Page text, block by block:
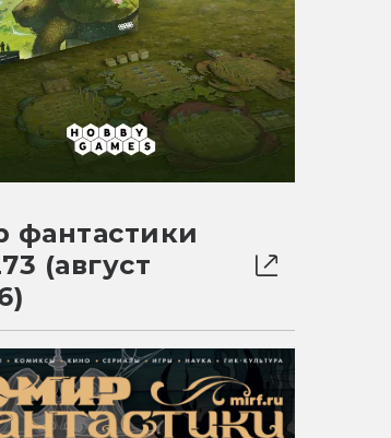
фантастики
(август